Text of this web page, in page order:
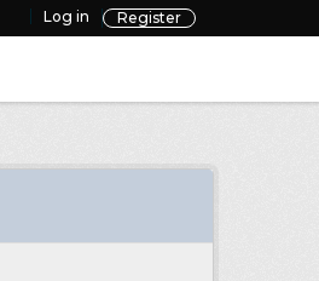
Log in Register